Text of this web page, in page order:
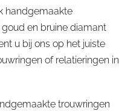
handgemaakte
en bruine diamant
u bij ons op het juiste
of relatieringen in
trouwringen